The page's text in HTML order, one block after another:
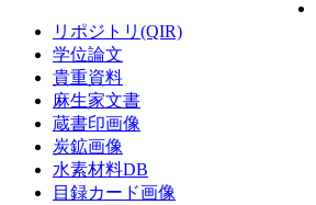
リポジトリ(QIR)
学位論文
貴重資料
麻生家文書
蔵書印画像
炭鉱画像
水素材料DB
目録カード画像